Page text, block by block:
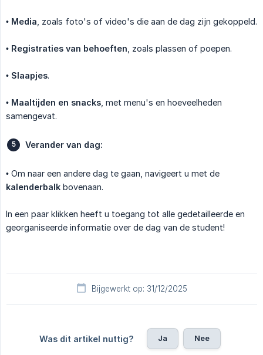
• Media , zoals foto's of video's die aan de dag zijn gekoppeld.
• Registraties van behoeften , zoals plassen of poepen.
• Slaapjes.
• Maaltijden en snacks , met menu's en hoeveelheden
samengevat.
Verander van dag:
• Om naar een andere dag te gaan, navigeert u met de
kalenderbalk bovenaan.
In een paar klikken heeft u toegang tot alle gedetailleerde en
georganiseerde informatie over de dag van de student!
Bijgewerkt op: 31/12/2025
Was dit artikel nuttig? Ja Nee